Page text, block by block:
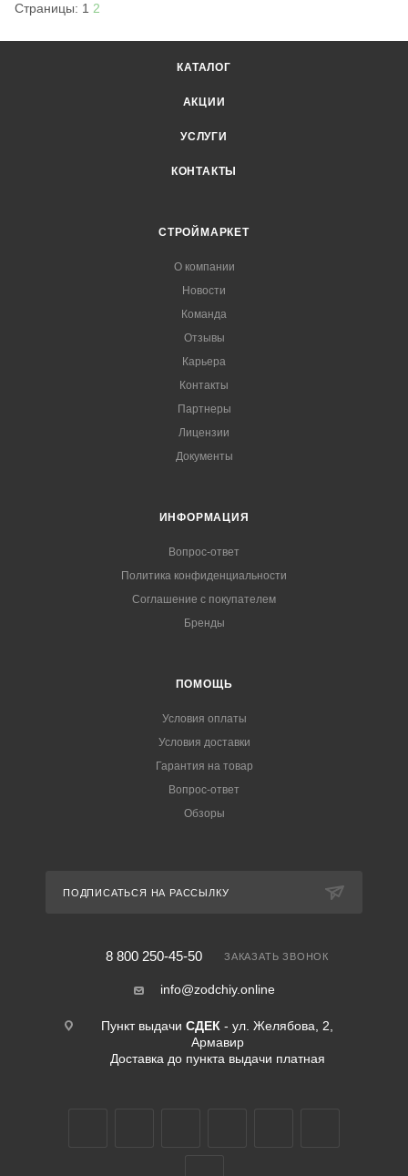
Страницы: 1 2
КАТАЛОГ
АКЦИИ
УСЛУГИ
КОНТАКТЫ
СТРОЙМАРКЕТ
О компании
Новости
Команда
Отзывы
Карьера
Контакты
Партнеры
Лицензии
Документы
ИНФОРМАЦИЯ
Вопрос-ответ
Политика конфиденциальности
Соглашение с покупателем
Бренды
ПОМОЩЬ
Условия оплаты
Условия доставки
Гарантия на товар
Вопрос-ответ
Обзоры
ПОДПИСАТЬСЯ НА РАССЫЛКУ
8 800 250-45-50 ЗАКАЗАТЬ ЗВОНОК
info@zodchiy.online
Пункт выдачи СДЕК - ул. Желябова, 2,
Армавир
Доставка до пункта выдачи платная